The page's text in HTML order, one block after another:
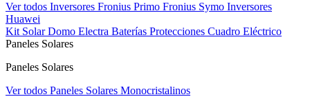
Ver todos Inversores Fronius Primo Fronius Symo Inversores
Huawei
Kit Solar Domo Electra Baterías Protecciones Cuadro Eléctrico
Paneles Solares
Paneles Solares
Ver todos Paneles Solares Monocristalinos